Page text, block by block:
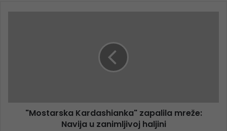
"Mostarska Kardashianka" zapalila mreže:
Navija u zanimljivoj haljini